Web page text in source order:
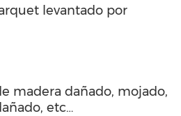
levantado por
madera dañado, mojado,
etc…